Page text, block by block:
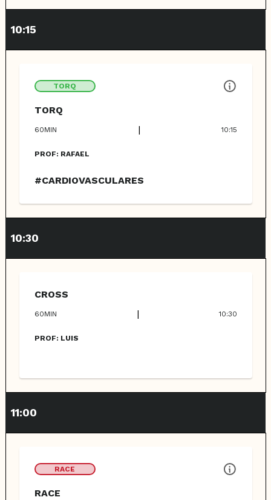
10:15
TORQ
TORQ
60MIN | 10:15
PROF: RAFAEL
#CARDIOVASCULARES
10:30
CROSS
60MIN | 10:30
PROF: LUIS
11:00
RACE
RACE